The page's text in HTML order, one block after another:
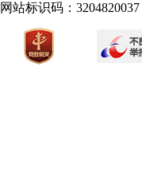
网站标识码：3204820037